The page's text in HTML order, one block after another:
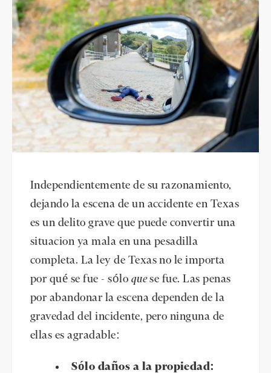
Independientemente de su razonamiento,
dejando la escena de un accidente en Texas
es un delito grave que puede convertir una
situacion ya mala en una pesadilla
completa. La ley de Texas no le importa
por qué se fue - sólo quese fue. Las penas
por abandonar la escena dependen de la
gravedad del incidente, pero ninguna de
ellas es agradable:
Sólo daños a la propiedad: